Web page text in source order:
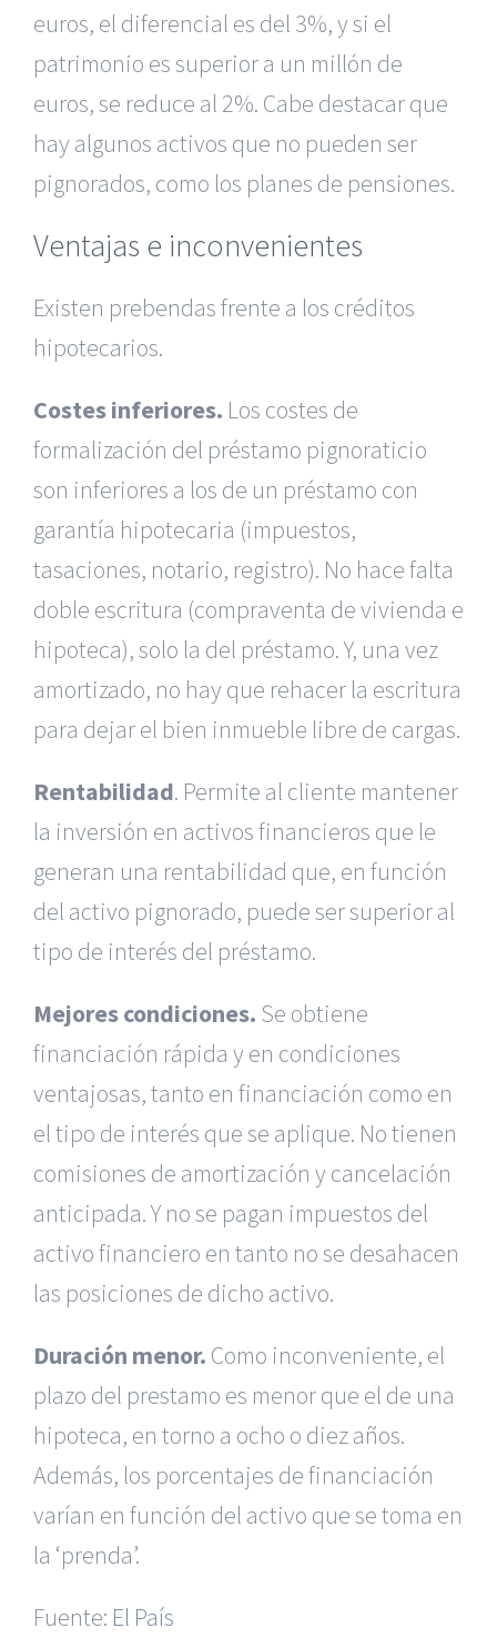
euros, el diferencial es del 3%, y si el
patrimonio es superior a un millón de
euros, se reduce al 2%. Cabe destacar que
hay algunos activos que no pueden ser
pignorados, como los planes de pensiones.
Ventajas e inconvenientes
Existen prebendas frente a los créditos
hipotecarios.
Costes inferiores. Los costes de
formalización del préstamo pignoraticio
son inferiores a los de un préstamo con
garantía hipotecaria (impuestos,
tasaciones, notario, registro). No hace falta
doble escritura (compraventa de vivienda e
hipoteca), solo la del préstamo. Y, una vez
amortizado, no hay que rehacer la escritura
para dejar el bien inmueble libre de cargas.
Rentabilidad. Permite al cliente mantener
la inversión en activos financieros que le
generan una rentabilidad que, en función
del activo pignorado, puede ser superior al
tipo de interés del préstamo.
Mejores condiciones. Se obtiene
financiación rápida y en condiciones
ventajosas, tanto en financiación como en
el tipo de interés que se aplique. No tienen
comisiones de amortización y cancelación
anticipada. Y no se pagan impuestos del
activo financiero en tanto no se desahacen
las posiciones de dicho activo.
Duración menor. Como inconveniente, el
plazo del prestamo es menor que el de una
hipoteca, en torno a ocho o diez años.
Además, los porcentajes de financiación
varían en función del activo que se toma en
la ‘prenda’.
Fuente: El País
|Reclamación de Accidentes en Murcia|Reclamación
de Accidentes en Madrid| BGD Abogados Madrid|GM
|Formación para Abogados